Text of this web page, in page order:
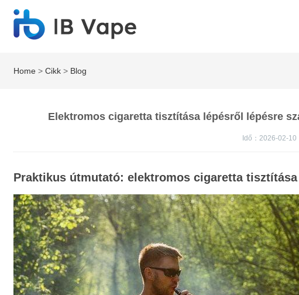
Home >Cikk > Blog
Elektromos cigaretta tisztítása lépésről lépésre
Idő：2026-02-10
Praktikus útmutató: elektromos cigaretta